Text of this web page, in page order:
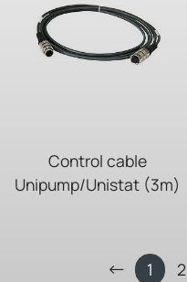
Control cable
Unipump/Unistat (3m)
1 2